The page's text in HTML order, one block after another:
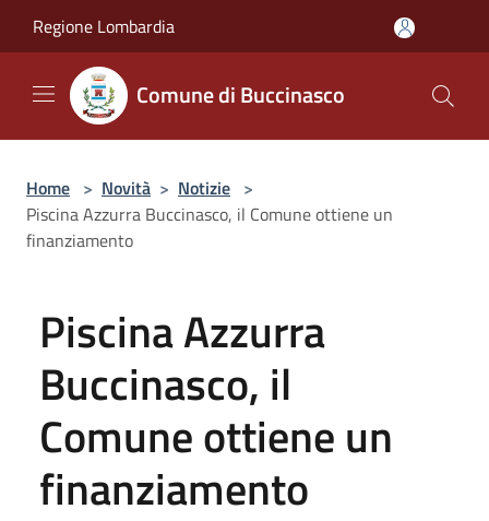
Regione Lombardia
Comune di Buccinasco
Home > Novità > Notizie >
Piscina Azzurra Buccinasco, il Comune ottiene un
finanziamento
Piscina Azzurra
Buccinasco, il
Comune ottiene un
finanziamento